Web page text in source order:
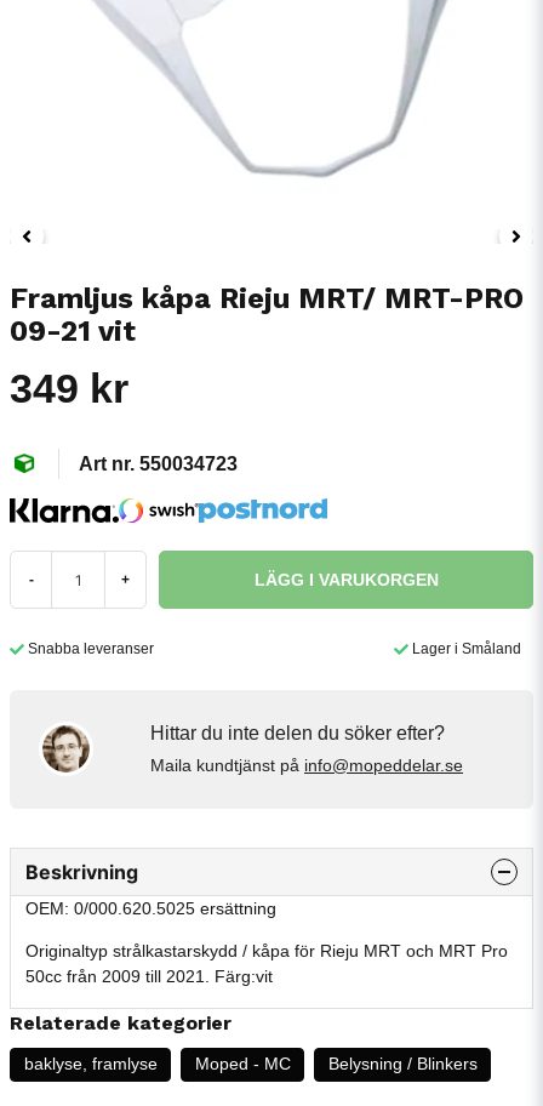
Framljus kåpa Rieju MRT/ MRT-PRO
09-21 vit
349 kr
550034723
- + LÄGG I VARUKORGEN
Snabba leveranser Lager i Småland
Hittar du inte delen du söker efter?
Maila kundtjänst på info@mopeddelar.se
Beskrivning
OEM: 0/000.620.5025 ersättning
Originaltyp strålkastarskydd / kåpa för Rieju MRT och MRT Pro
50cc från 2009 till 2021. Färg:vit
Relaterade kategorier
baklyse, framlyse Moped - MC Belysning / Blinkers